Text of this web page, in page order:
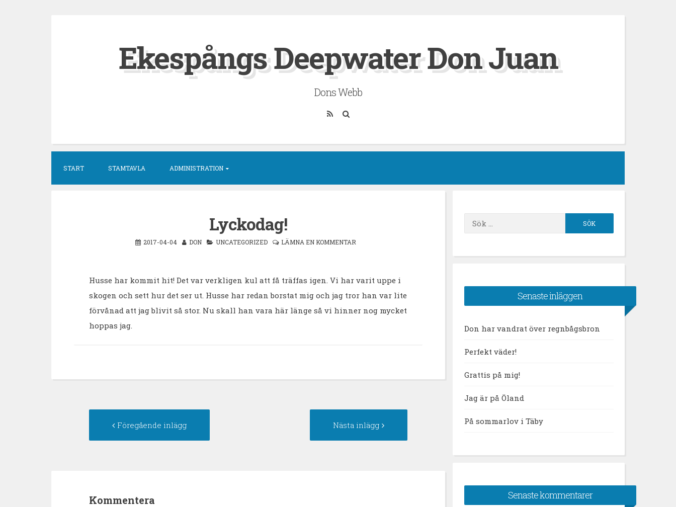
Ekespångs Deepwater Don Juan
Dons Webb
RSS
START STAMTAVLA ADMINISTRATION
Lyckodag!
2017-04-04 DON UNCATEGORIZED LÄMNA EN KOMMENTAR
Husse har kommit hit! Det var verkligen kul att få träffas igen. Vi har varit uppe i
skogen och sett hur det ser ut. Husse har redan borstat mig och jag tror han var lite
förvånad att jag blivit så stor. Nu skall han vara här länge så vi hinner nog mycket
hoppas jag.
Föregående inlägg Nästa inlägg
Kommentera
efter:
Senaste inläggen
Don har vandrat över regnbågsbron
Perfekt väder!
Grattis på mig!
Jag är på Öland
På sommarlov i Täby
Senaste kommentarer